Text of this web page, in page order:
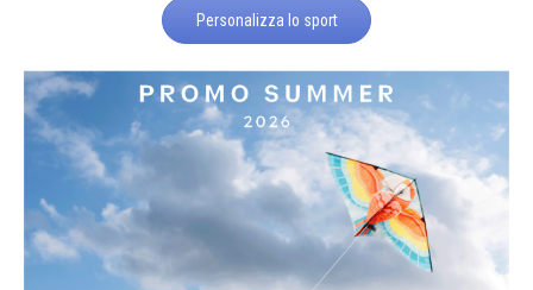
Personalizza lo sport